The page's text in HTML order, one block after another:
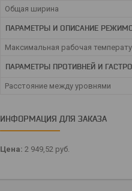
Общая ширина
ПАРАМЕТРЫ И ОПИСАНИЕ
Максимальная рабочая
ПАРАМЕТРЫ ПРОТИВНЕЙ И
Расстояние между уровнями
ИНФОРМАЦИЯ ДЛЯ ЗАКАЗА
Цена: 2 949,52 руб.